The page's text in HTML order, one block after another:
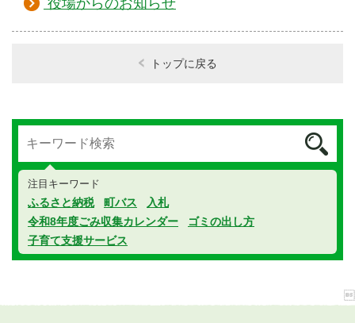
役場からのお知らせ
トップに戻る
注目キーワード
ふるさと納税 町バス
入札
令和8年度ごみ収集カレンダー
ゴミの出し方
子育て支援サービス